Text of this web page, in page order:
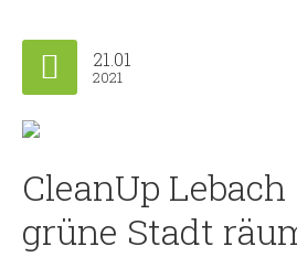
21.01
2021
CleanUp
grüne Stadt